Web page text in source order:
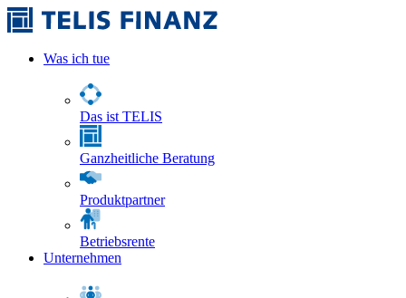
Was ich tue
Das ist TELIS
Ganzheitliche Beratung
Produktpartner
Betriebsrente
Unternehmen